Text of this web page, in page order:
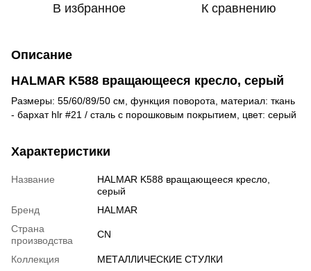
В избранное К сравнению
Описание
HALMAR K588 вращающееся кресло, серый
Размеры: 55/60/89/50 см, функция поворота, материал: ткань
- бархат hlr #21 / сталь с порошковым покрытием, цвет: серый
Характеристики
Название
HALMAR K588 вращающееся кресло,
серый
Бренд
HALMAR
Страна
производства
CN
Коллекция
МЕТАЛЛИЧЕСКИЕ СТУЛКИ